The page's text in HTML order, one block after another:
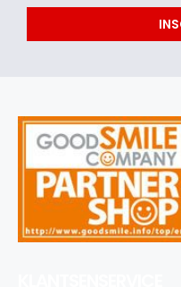
als
acties